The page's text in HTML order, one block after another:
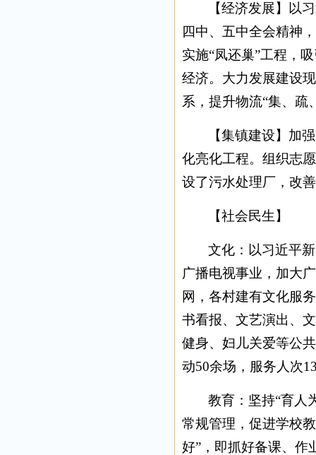
【经济发展】以
四中、五中全会精神
实施“凤还巢”工程，
经济。大力发展建设
系，提升物流“集、疏
【集镇建设】加
化亮化工程。组织志
设了污水处理厂，改
【社会民生】
文化：以习近平
广播电视事业，加大
网，各村建有文化服
书看报、文艺演出、
健身、妇儿关爱等公
动50余场，服务人次
教育：坚持“育人
常规管理，促进学校
好”，即抓好备课、作